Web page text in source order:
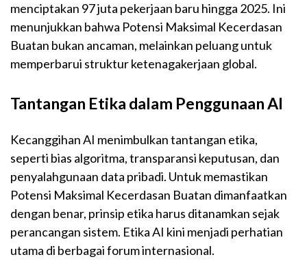
menciptakan 97 juta pekerjaan baru hingga 2025. Ini
menunjukkan bahwa Potensi Maksimal Kecerdasan
Buatan bukan ancaman, melainkan peluang untuk
memperbarui struktur ketenagakerjaan global.
Tantangan Etika dalam Penggunaan AI
Kecanggihan AI menimbulkan tantangan etika,
seperti bias algoritma, transparansi keputusan, dan
penyalahgunaan data pribadi. Untuk memastikan
Potensi Maksimal Kecerdasan Buatan dimanfaatkan
dengan benar, prinsip etika harus ditanamkan sejak
perancangan sistem. Etika AI kini menjadi perhatian
utama di berbagai forum internasional.